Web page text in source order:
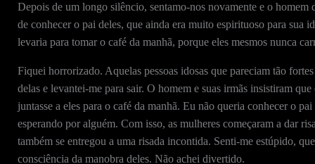
Depois de um longo silêncio, sentamo-nos novamente e o homem
de conhecer o pai deles, que ainda era muito espirituoso para sua
levaria para tomar o café da manhã, porque eles mesmos nunca
Fiquei horrorizado. Aquelas pessoas idosas que pareciam tão
delas e levantei-me para sair. O homem e suas irmãs insistiram
juntasse a eles para o café da manhã. Eu não queria conhecer o
esperando por alguém. Com isso, as mulheres começaram a dar
também se entregou a uma risada incontida. Senti-me estúpido,
consciência da manobra deles. Não achei divertido.